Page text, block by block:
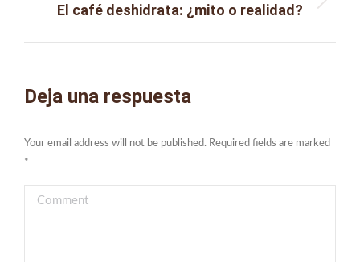
Next
El café deshidrata: ¿mito o realidad?
Deja una respuesta
Your email address will not be published. Required fields are marked
*
Comment